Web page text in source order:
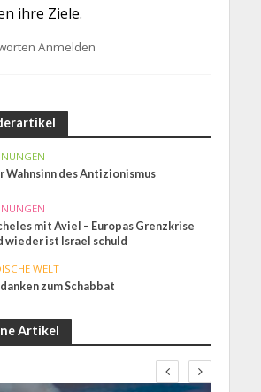
ihre Ziele.
Anmelden
Wahnsinn des Antizionismus
mit Aviel – Europas Grenzkrise
wieder ist Israel schuld
WELT
zum Schabbat
Artikel